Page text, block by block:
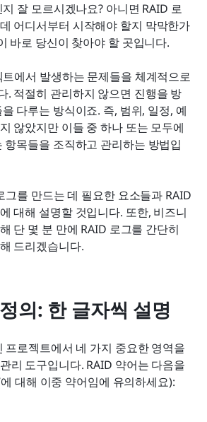
잘 모르시겠나요? 아니면 RAID 로
어디서부터 시작해야 할지 막막한가
바로 당신이 찾아야 할 곳입니다.
에서 발생하는 문제들을 체계적으로
. 적절히 관리하지 않으면 진행을 방
다루는 방식이죠. 즉, 범위, 일정, 예
않았지만 이들 중 하나 또는 모두에
항목들을 조직하고 관리하는 방법입
그를 만드는 데 필요한 요소들과 RAID
대해 설명할 것입니다. 또한, 비즈니
단 몇 분 만에 RAID 로그를 간단히
드리겠습니다.
의: 한 글자씩 설명
프로젝트에서 네 가지 중요한 영역을
리 도구입니다. RAID 약어는 다음을
에 대해 이중 약어임에 유의하세요):
그 생성하기
일반적인 자주 묻는 질문
– Lark와 함께 디지털 정보를 사용
작성하세요